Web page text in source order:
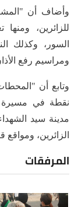
وأضاف أن
للزائرين،
السور، وكذلك
ومراسيم رفع
وتابع أن
نقطة في مسيرة
مدينة سيد
الزائرين،
المرفقات